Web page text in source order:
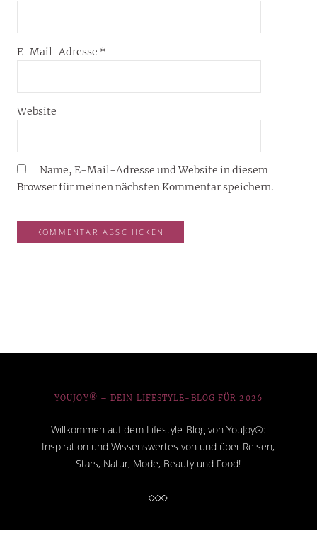
E-Mail-Adresse *
Website
Name, E-Mail-Adresse und Website in diesem
Browser für meinen nächsten Kommentar speichern.
YOUJOY® – DEIN LIFESTYLE-BLOG FÜR 2026
Willkommen auf dem Lifestyle-Blog von YouJoy®:
Inspiration und Wissenswertes von und über Reisen,
Stars, Natur, Mode, Beauty und Food!